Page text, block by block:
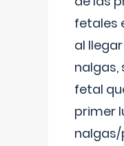
fetales
al
nalgas,
fetal
primer
nalgas/